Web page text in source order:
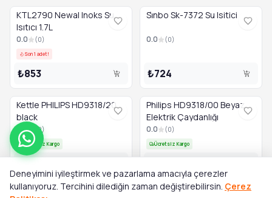
KTL2790 Newal Inoks Su
Isıtıcı 1.7L
0.0 (0)
Son 1 adet!
₺853
Si̇nbo Sk-7372 Su Isitici
0.0 (0)
₺724
Kettle PHILIPS HD9318/20
black
0.0 0)
Ücretsiz Kargo
₺3.491
Philips HD9318/00 Beyaz
Elektrik Çaydanlığı
0.0 (0)
Ücretsiz Kargo
su ısıtıcı MOULINEX Subito
BOSCH TWK4P440 Kettle
Deneyimini iyileştirmek ve pazarlama amacıyla çerezler
kullanıyoruz. Tercihini dilediğin zaman değiştirebilirsin. Çerez